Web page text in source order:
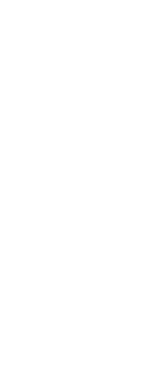
poznat kao
od
maligniteta,
reguliše krvni